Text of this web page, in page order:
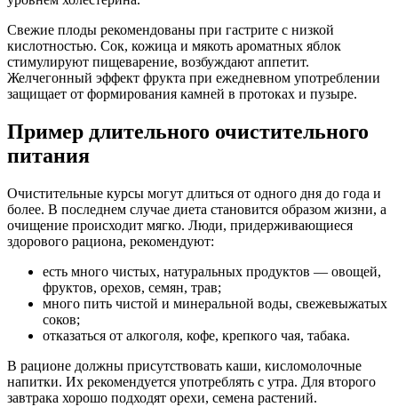
Свежие плоды рекомендованы при гастрите с низкой
кислотностью. Сок, кожица и мякоть ароматных яблок
стимулируют пищеварение, возбуждают аппетит.
Желчегонный эффект фрукта при ежедневном употреблении
защищает от формирования камней в протоках и пузыре.
Пример длительного очистительного
питания
Очистительные курсы могут длиться от одного дня до года и
более. В последнем случае диета становится образом жизни, а
очищение происходит мягко. Люди, придерживающиеся
здорового рациона, рекомендуют:
есть много чистых, натуральных продуктов — овощей,
фруктов, орехов, семян, трав;
много пить чистой и минеральной воды, свежевыжатых
соков;
отказаться от алкоголя, кофе, крепкого чая, табака.
В рационе должны присутствовать каши, кисломолочные
напитки. Их рекомендуется употреблять с утра. Для второго
завтрака хорошо подходят орехи, семена растений.